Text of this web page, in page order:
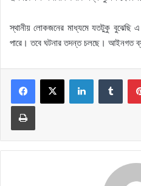
স্থানীয় লোকজনের মাধ্যমে যতটুকু বুঝেছি
পারে। তবে ঘটনার তদন্ত চলছে। আইনগত
LinkedIn
Print